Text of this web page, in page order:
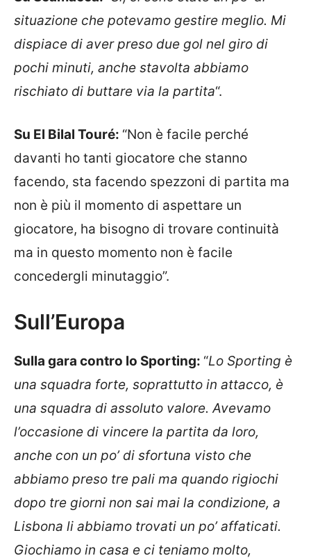
situazione che potevamo gestire meglio. Mi
dispiace di aver preso due gol nel giro di
pochi minuti, anche stavolta abbiamo
rischiato di buttare via la partita“.
Su El Bilal Touré: “Non è facile perché
davanti ho tanti giocatore che stanno
facendo, sta facendo spezzoni di partita ma
non è più il momento di aspettare un
giocatore, ha bisogno di trovare continuità
ma in questo momento non è facile
concedergli minutaggio”.
Sull’Europa
Sulla gara contro lo Sporting: “Lo Sporting è
una squadra forte, soprattutto in attacco, è
una squadra di assoluto valore. Avevamo
l’occasione di vincere la partita da loro,
anche con un po’ di sfortuna visto che
abbiamo preso tre pali ma quando rigiochi
dopo tre giorni non sai mai la condizione, a
Lisbona li abbiamo trovati un po’ affaticati.
Giochiamo in casa e ci teniamo molto,